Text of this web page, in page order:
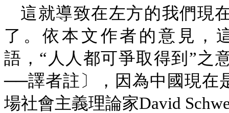
這就導致在左方的我們現
了。依本文作者的意見，
語，“人人都可爭取得到”之
──譯者註〕，因為中國現在
場社會主義理論家David